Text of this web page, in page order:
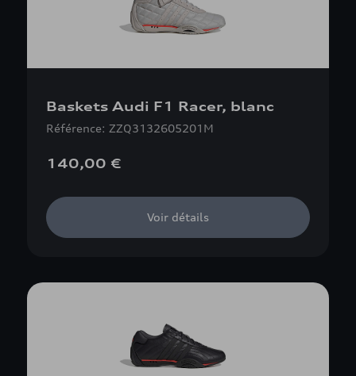
Baskets Audi F1 Racer, blanc
Référence: ZZQ3132605201M
140,00 €
Voir détails